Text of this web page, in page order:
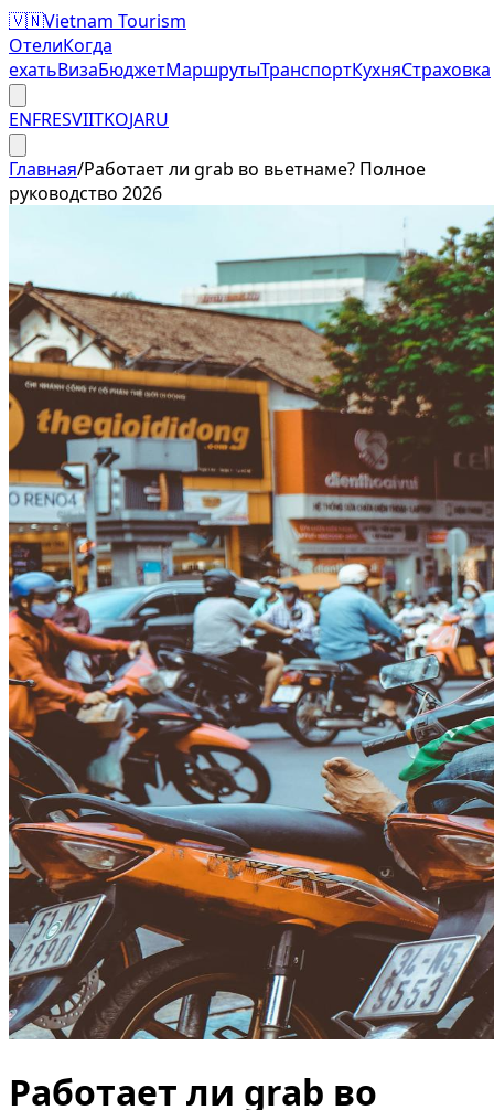
🇻🇳Vietnam Tourism
ОтелиКогда
ехатьВизаБюджетМаршрутыТранспортКухняСтраховка
ENFRESVIITKOJARU
Главная/Работает ли grab во вьетнаме? Полное
руководство 2026
Работает ли grab во